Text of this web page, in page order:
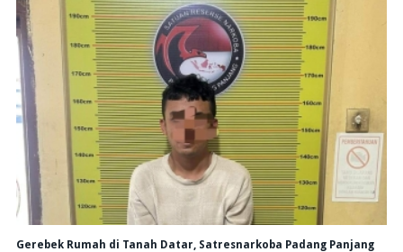
Gerebek Rumah di Tanah Datar, Satresnarkoba Padang Panjang